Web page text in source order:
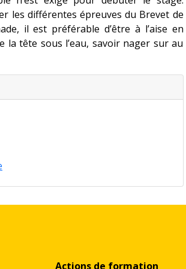
les différentes épreuves du Brevet de
il est préférable d’être à l’aise en
la tête sous l’eau, savoir nager sur au
Actions de formation